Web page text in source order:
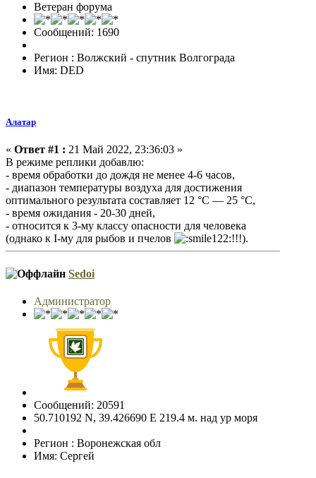
Ветеран форума
Сообщений: 1690
Регион : Волжский - спутник Волгограда
Имя: DED
Алатар
« Ответ #1 : 21 Май 2022, 23:36:03 »
В режиме реплики добавлю:
- время обработки до дождя не менее 4-6 часов,
- диапазон температуры воздуха для достижения
оптимального результата составляет 12 °С — 25 °С,
- время ожидания - 20-30 дней,
- относится к 3-му классу опасности для человека
(однако к I-му для рыбов и пчелов
!!!).
Sedoi
Администратор
Сообщений: 20591
50.710192 N, 39.426690 E 219.4 м. над ур моря
Регион : Воронежская обл
Имя: Сергей